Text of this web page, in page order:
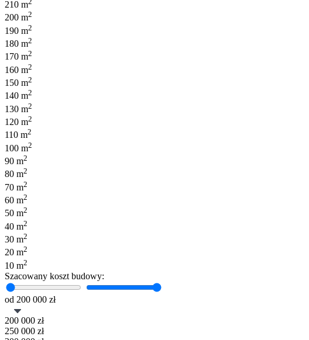
210 m
200 m2
190 m2
180 m2
170 m2
160 m2
150 m2
140 m2
130 m2
120 m2
110 m2
100 m2
90 m2
80 m2
70 m2
60 m2
50 m2
40 m2
30 m2
20 m2
10 m2
Szacowany koszt budowy:
od 200 000 zł
200 000 zł
250 000 zł